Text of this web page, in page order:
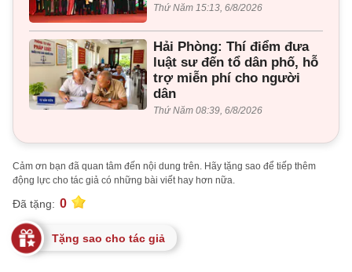
Thứ Năm 15:13, 6/8/2026
Hải Phòng: Thí điểm đưa
luật sư đến tổ dân phố, hỗ
trợ miễn phí cho người
dân
Thứ Năm 08:39, 6/8/2026
Cảm ơn bạn đã quan tâm đến nội dung trên. Hãy tặng sao để tiếp thêm
động lực cho tác giả có những bài viết hay hơn nữa.
Đã tặng: 0
Tặng sao cho tác giả